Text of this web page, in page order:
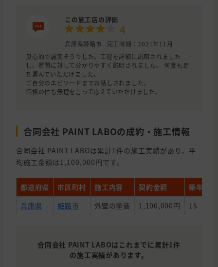
この施工店の評価
4
兵庫県姫路市
完工時期：2021年11月
良心的で誠実そうでした。工程を詳細に説明されました
し、質問に対して分かりやすく説明されました。 何度も足
を運んでいただけました。
ご自分のエピソードまでお話しされました。
価格の件も無理を言って応えていただけました。
合同会社 PAINT LABOの成約・施工情報
合同会社 PAINT LABOは累計1件の施工実績があり、平
均施工金額は1,100,000円です。
都道府県 市区町村 施工内容 契約金額
築年数
兵庫県
姫路市 外壁の塗装 1,100,000円 15
合同会社 PAINT LABOはこれまでに累計1件
の施工実績があります。